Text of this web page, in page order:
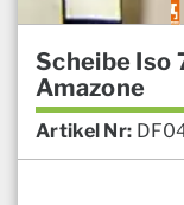
Scheibe Iso
Amazone
Artikel Nr: